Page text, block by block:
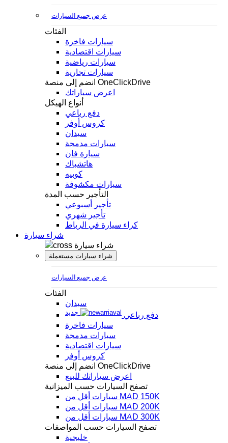
عرض جميع السيارات
الفئات
سيارات فاخرة
سيارات اقتصادية
سيارات رياضية
سيارات تجارية
انضم إلى منصة OneClickDrive
اعرض سياراتك
أنواع الهيكل
دفع رباعي
كروس أوفر
سيدان
سيارات مدمجة
سيارة فان
هاتشباك
كوبيه
سيارات مكشوفة
التأجير حسب المدة
تأجير أسبوعي
تأجير شهري
كراء سيارة في الرباط
شراء سيارة
شراء سيارة
شراء سيارات مستعملة
عرض جميع السيارات
الفئات
سيدان
دفع رباعي
جديد
سيارات فاخرة
سيارات مدمجة
سيارات اقتصادية
كروس أوفر
انضم إلى منصة OneClickDrive
اعرض سياراتك للبيع
تصفح السيارات حسب الميزانية
سيارات أقل من MAD 150K
سيارات أقل من MAD 200K
سيارات أقل من MAD 300K
تصفح السيارات حسب المواصفات
خليجية